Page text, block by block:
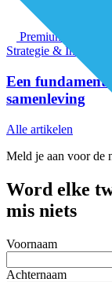
Premium
Strategie & Innovatie
Een
samenleving
Alle artikelen
Meld je aan voor de
Word elke
mis niets
Voornaam
Achternaam